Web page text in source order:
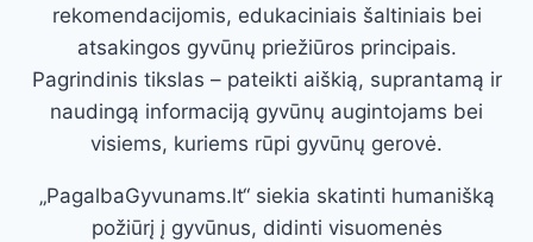
rekomendacijomis, edukaciniais šaltiniais bei
atsakingos gyvūnų priežiūros principais.
Pagrindinis tikslas – pateikti aiškią, suprantamą ir
naudingą informaciją gyvūnų augintojams bei
visiems, kuriems rūpi gyvūnų gerovė.
„PagalbaGyvunams.lt“ siekia skatinti humanišką
požiūrį į gyvūnus, didinti visuomenės